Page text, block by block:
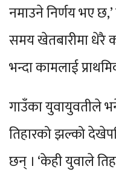
नमाउने निर्णय भए
समय खेतबारीमा धेरै
भन्दा कामलाई
गाउँका युवायुवतीले
तिहारको झल्को
छन् । ‘केही युवाले